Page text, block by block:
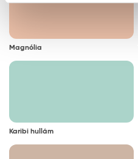
Magnólia
Karibi hullám